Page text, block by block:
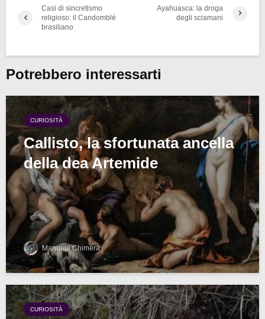
Casi di sincretismo
religioso: il Candomblé
brasiliano
Ayahuasca: la droga
degli sciamani
Potrebbero interessarti
CURIOSITÀ
Callisto, la sfortunata ancella
della dea Artemide
Manuela Chimera
CURIOSITÀ